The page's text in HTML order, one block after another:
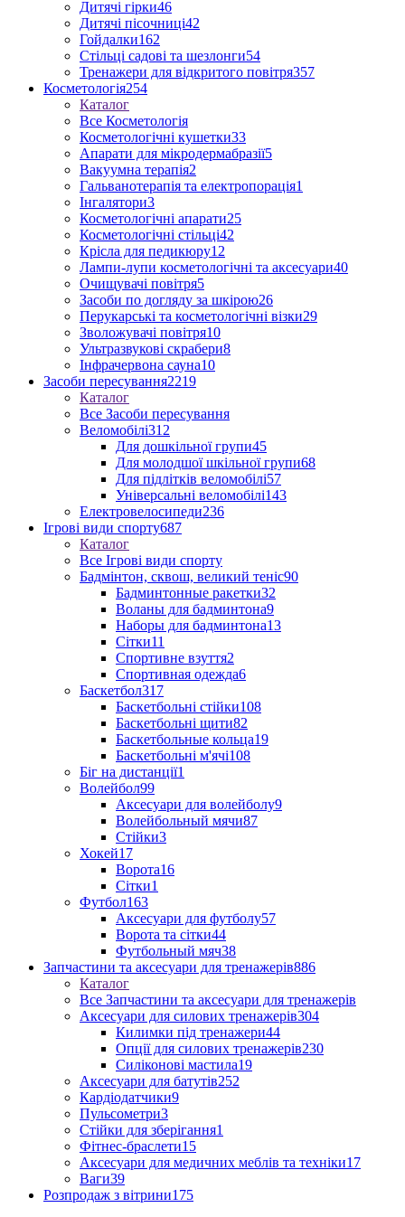
Дитячі гірки46
Дитячі пісочниці42
Гойдалки162
Стільці садові та шезлонги54
Тренажери для відкритого повітря357
Косметологія254
Каталог
Все Косметологія
Косметологічні кушетки33
Апарати для мікродермабразії5
Вакуумна терапія2
Гальванотерапія та електропорація1
Інгалятори3
Косметологічні апарати25
Косметологічні стільці42
Крісла для педикюру12
Лампи-лупи косметологічні та аксесуари40
Очищувачі повітря5
Засоби по догляду за шкірою26
Перукарські та косметологічні візки29
Зволожувачі повітря10
Ультразвукові скрабери8
Інфрачервона сауна10
Засоби пересування2219
Каталог
Все Засоби пересування
Веломобілі312
Для дошкільної групи45
Для молодшої шкільної групи68
Для підлітків веломобілі57
Універсальні веломобілі143
Електровелосипеди236
Ігрові види спорту687
Каталог
Все Ігрові види спорту
Бадмінтон, сквош, великий теніс90
Бадминтонные ракетки32
Воланы для бадминтона9
Наборы для бадминтона13
Сітки11
Спортивне взуття2
Спортивная одежда6
Баскетбол317
Баскетбольні стійки108
Баскетбольні щити82
Баскетбольные кольца19
Баскетбольні м'ячі108
Біг на дистанції1
Волейбол99
Аксесуари для волейболу9
Волейбольный мячи87
Стійки3
Хокей17
Ворота16
Сітки1
Футбол163
Аксесуари для футболу57
Ворота та сітки44
Футбольный мяч38
Запчастини та аксесуари для тренажерів886
Каталог
Все Запчастини та аксесуари для тренажерів
Аксесуари для силових тренажерів304
Килимки під тренажери44
Опції для силових тренажерів230
Силіконові мастила19
Аксесуари для батутів252
Кардіодатчики9
Пульсометри3
Стійки для зберігання1
Фітнес-браслети15
Аксесуари для медичних меблів та техніки17
Ваги39
Розпродаж з вітрини175